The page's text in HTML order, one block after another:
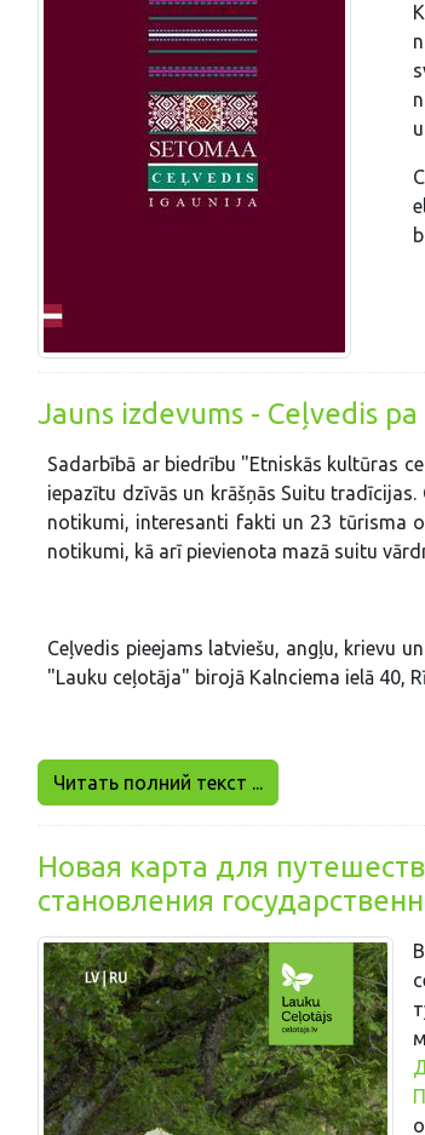
Jauns izdevums - Ceļvedis
Sadarbībā ar biedrību "Etniskās kultūras
iepazītu dzīvās un krāšņās Suitu
notikumi, interesanti fakti un 23 tūrisma
notikumi, kā arī pievienota mazā suitu
Ceļvedis pieejams latviešu, angļu, krievu
"Lauku ceļotāja" birojā Kalnciema ielā 40,
Читать полний текст ...
Новая карта для
становления